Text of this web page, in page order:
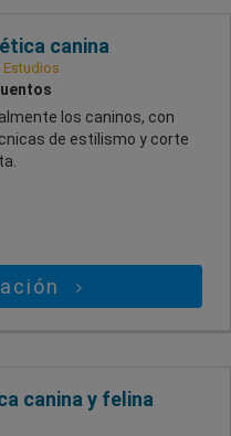
canina
Estudios
los caninos, con
de estilismo y corte
canina y felina